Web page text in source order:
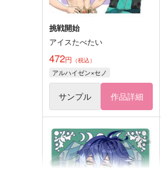
挑戦開始
アイスたべたい
472円 （税込）
アルハイゼン×セノ
サンプル 作品詳細